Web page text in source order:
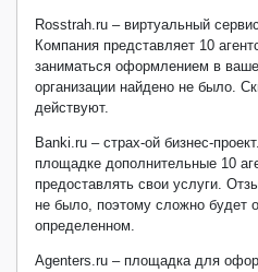
Rosstrah.ru – виртуальный
Компания представляет 10
заниматься оформлением в
организации найдено не было.
действуют.
Banki.ru – страх-ой бизнес-
площадке дополнительные 10
предоставлять свои услуги.
не было, поэтому сложно будет
определенном.
Agenters.ru – площадка для